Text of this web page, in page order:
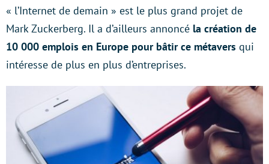
« l’Internet de demain » est le plus grand projet de
Mark Zuckerberg. Il a d’ailleurs annoncé la création de
10 000 emplois en Europe pour bâtir ce métavers qui
intéresse de plus en plus d’entreprises.